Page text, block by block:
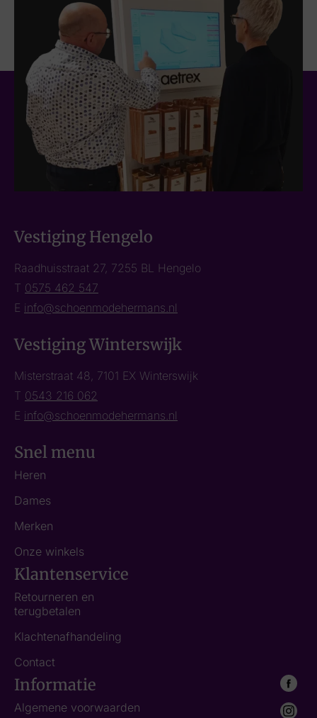
Vestiging Hengelo
Raadhuisstraat 27, 7255 BL Hengelo
T 0575 462 547
E info@schoenmodehermans.nl
Vestiging Winterswijk
Misterstraat 48, 7101 EX Winterswijk
T 0543 216 062
E info@schoenmodehermans.nl
Snel menu
Heren
Dames
Merken
Onze winkels
Klantenservice
Retourneren en
terugbetalen
Klachtenafhandeling
Contact
Informatie
Algemene voorwaarden